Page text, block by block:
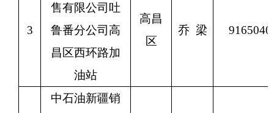
3
售有限公司吐
鲁番分公司高
昌区西环路加
油站
高昌
区
乔 梁
中石油新疆销